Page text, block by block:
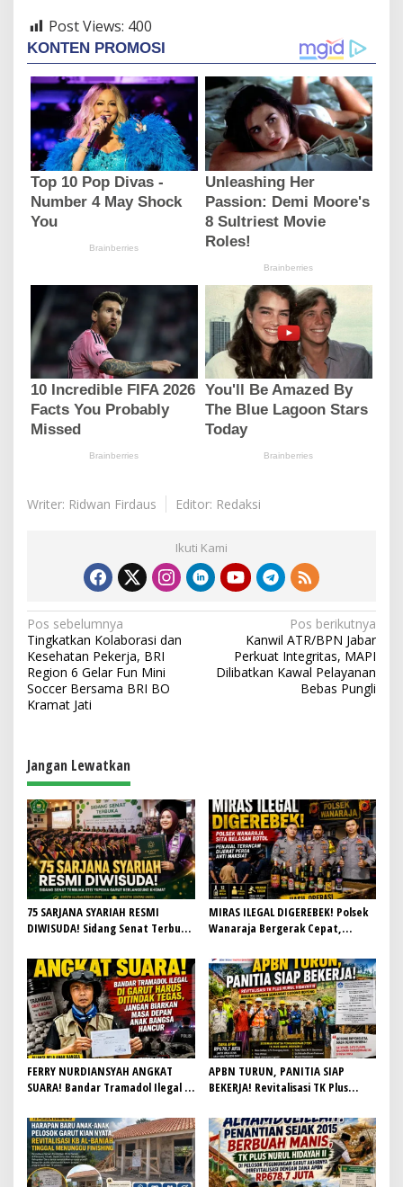
Post Views: 400
Writer: Ridwan Firdaus Editor: Redaksi
Ikuti Kami
N
a
v
i
a
s
i
p
o
s
Pos sebelumnya
Tingkatkan Kolaborasi dan
Kesehatan Pekerja, BRI
Region 6 Gelar Fun Mini
Soccer Bersama BRI BO
Kramat Jati
Pos berikutnya
Kanwil ATR/BPN Jabar
Perkuat Integritas, MAPI
Dilibatkan Kawal Pelayanan
Bebas Pungli
Jangan Lewatkan
75 SARJANA SYARIAH RESMI
DIWISUDA! Sidang Senat Terbuka
Khidmat, Siapkan Lulusan
Berdaya Saing dan Berintegritas
MIRAS ILEGAL DIGEREBEK! Polsek
Wanaraja Bergerak Cepat,
Anti Maksiat
FERRY NURDIANSYAH ANGKAT
SUARA! Bandar Tramadol Ilegal di
Jangan Biarkan Masa Depan Anak
Bangsa Hancur
APBN TURUN, PANITIA SIAP
BEKERJA! Revitalisasi TK Plus
Semangat Gotong Royong